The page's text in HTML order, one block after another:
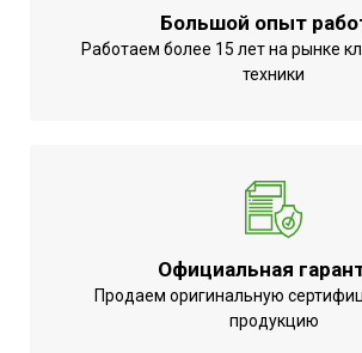
Вариант
Вертикальное
220 - 240
Промышленное
Материал
Металл
Большой опыт
Работаем более 15 лет на рынке
техники
Официальная
Продаем оригинальную
продукцию